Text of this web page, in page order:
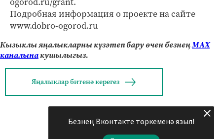
Подробная информация о проекте на сайте
www.dobro-ogorod.ru
Кызыклы яңалыкларны күзәтеп бару өчен безнеңМАХ
каналынакушылыгыз.
Яңалыклар битенә керегез
Безнең Вконтакте төркеменә языл!